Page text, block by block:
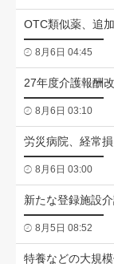
OTC類似薬、追
8月6日 04:45
27年度介護報酬
8月6日 03:10
労災病院、経常
8月6日 03:00
新たな登録施設
8月5日 08:52
特養などの大規